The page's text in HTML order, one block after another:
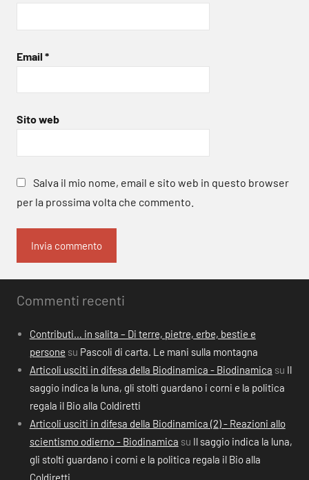
Email *
Sito web
Salva il mio nome, email e sito web in questo browser
per la prossima volta che commento.
Commenti recenti
Contributi… in salita – Di terre, pietre, erbe, bestie e
persone su Pascoli di carta. Le mani sulla montagna
Articoli usciti in difesa della Biodinamica - Biodinamica su Il
saggio indica la luna, gli stolti guardano i corni e la politica
regala il Bio alla Coldiretti
Articoli usciti in difesa della Biodinamica (2) - Reazioni allo
scientismo odierno - Biodinamica su Il saggio indica la luna,
gli stolti guardano i corni e la politica regala il Bio alla
Coldiretti